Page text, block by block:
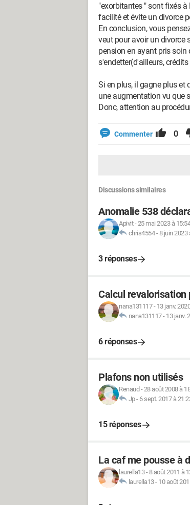
"exorbitantes " sont fixés
facilité et évite un divorce
En conclusion, vous
veut pour avoir un divorce
pension en ayant pris soin
s'endetter(d'ailleurs,
Si en plus, il gagne plus et
une augmentation vu que
Donc, attention au
Commenter 0
Discussions similaires
Anomalie 538
Apivit-25 mai 2023 à 15:54
chris4554-8 juin 2023
3 réponses
Calcul revalorisation
nana131117- 13 janv.
nana131117- 13 janv.
6 réponses
Plafons non utilisés
Renaud -28 août 2008 à
Jp- 6 sept. 2017 à
15 réponses
La caf me pousse à
laurella13-8 août 2011 à
laurella13- 10 août